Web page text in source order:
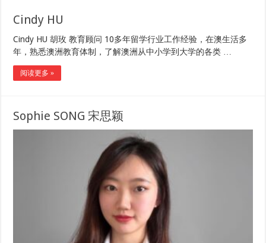
Cindy HU
Cindy HU 胡玫 教育顾问 10多年留学行业工作经验，在澳生活多
年，熟悉澳洲教育体制，了解澳洲从中小学到大学的各类 …
阅读更多 »
Sophie SONG 宋思颖